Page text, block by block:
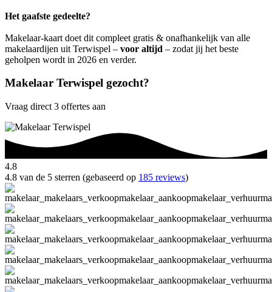
Het gaafste gedeelte?
Makelaar-kaart doet dit compleet gratis & onafhankelijk van alle
makelaardijen uit Terwispel – voor altijd – zodat jij het beste
geholpen wordt in 2026 en verder.
Makelaar Terwispel gezocht?
Vraag direct 3 offertes aan
4.8
4.8 van de 5 sterren (gebaseerd op 185 reviews)